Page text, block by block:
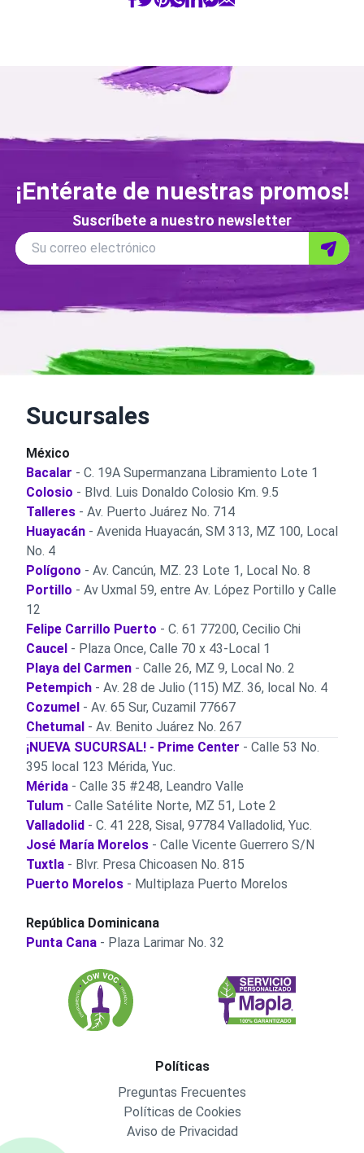
¡Entérate de nuestras promos!
Suscríbete a nuestro newsletter
Correo
electronico
Su correo electrónico
Enviar
Sucursales
México
Bacalar - C. 19A Supermanzana Libramiento Lote 1
Colosio - Blvd. Luis Donaldo Colosio Km. 9.5
Talleres - Av. Puerto Juárez No. 714
Huayacán - Avenida Huayacán, SM 313, MZ 100, Local
No. 4
Polígono - Av. Cancún, MZ. 23 Lote 1, Local No. 8
Portillo - Av Uxmal 59, entre Av. López Portillo y Calle
12
Felipe Carrillo Puerto - C. 61 77200, Cecilio Chi
Caucel - Plaza Once, Calle 70 x 43-Local 1
Playa del Carmen - Calle 26, MZ 9, Local No. 2
Petempich - Av. 28 de Julio (115) MZ. 36, local No. 4
Cozumel - Av. 65 Sur, Cuzamil 77667
Chetumal - Av. Benito Juárez No. 267
¡NUEVA SUCURSAL! - Prime Center - Calle 53 No.
395 local 123 Mérida, Yuc.
Mérida - Calle 35 #248, Leandro Valle
Tulum - Calle Satélite Norte, MZ 51, Lote 2
Valladolid - C. 41 228, Sisal, 97784 Valladolid, Yuc.
José María Morelos - Calle Vicente Guerrero S/N
Tuxtla - Blvr. Presa Chicoasen No. 815
Puerto Morelos - Multiplaza Puerto Morelos
República Dominicana
Punta Cana - Plaza Larimar No. 32
Políticas
Preguntas Frecuentes
Políticas de Cookies
Aviso de Privacidad